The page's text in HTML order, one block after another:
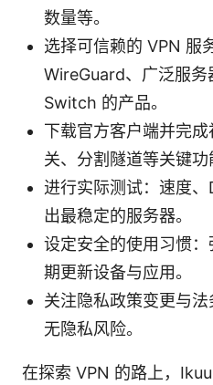
数量等。
选择可信赖的 VPN 服
WireGuard、广泛服务
Switch 的产品。
下载官方客户端并完
关、分割隧道等关键功
进行实际测试：速度
出最稳定的服务器。
设定安全的使用习惯
期更新设备与应用。
关注隐私政策变更与
无隐私风险。
在探索 VPN 的路上，